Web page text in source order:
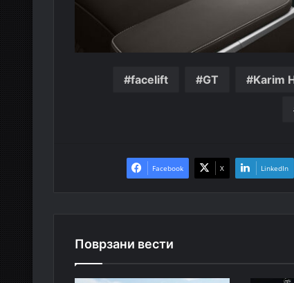
facelift GT Karim
Facebook X LinkedIn
Поврзани вести